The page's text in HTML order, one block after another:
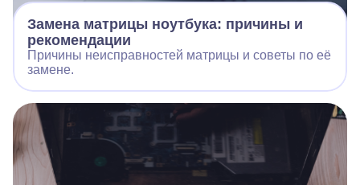
Замена матрицы ноутбука: причины и
рекомендации
Причины неисправностей матрицы и советы по её
замене.